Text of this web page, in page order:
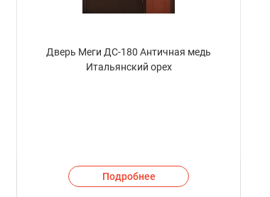
Дверь Меги ДС-180 Античная медь
Итальянский орех
Подробнее